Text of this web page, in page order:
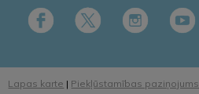
Lapas karte | Piekļūstamības paziņojums